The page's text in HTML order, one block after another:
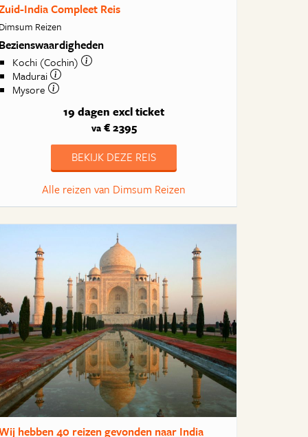
India Compleet Reis
Dimsum Reizen
Bezienswaardigheden
Kochi (Cochin)
Madurai
Mysore
19 dagen excl ticket
va€ 2395
BEKIJK DEZE REIS
Alle reizen van Dimsum Reizen
hebben40 reizengevonden naar India